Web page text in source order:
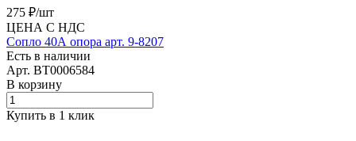
275 ₽/шт
ЦЕНА С НДС
Сопло 40А опора арт. 9-8207
Есть в наличии
Арт. BT0006584
В корзину
Купить в 1 клик